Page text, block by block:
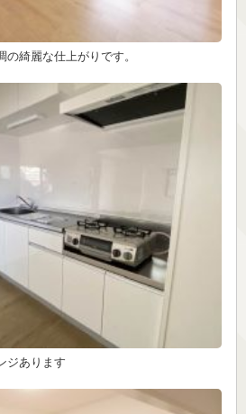
綺麗な仕上がりです。
ジあります